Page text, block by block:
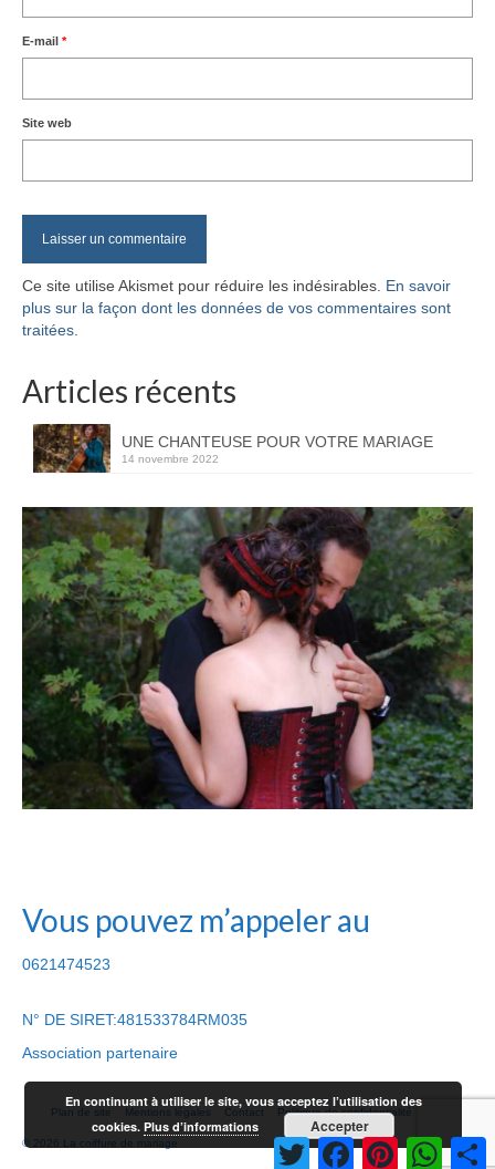
E-mail *
Site web
Ce site utilise Akismet pour réduire les indésirables. En savoir
plus sur la façon dont les données de vos commentaires sont
traitées
Articles récents
UNE CHANTEUSE POUR VOTRE MARIAGE
14 novembre 2022
Vous pouvez m’appeler au
0621474523
N° DE SIRET:481533784RM035
Association partenaire
Plan de site Mentions légales Contact Politique de confidentialité
© 2026 La coiffure de mariage TwitterFacebookPinterest
En continuant à utiliser le site, vous acceptez l’utilisation des
cookies.Plus d’informations Accepter